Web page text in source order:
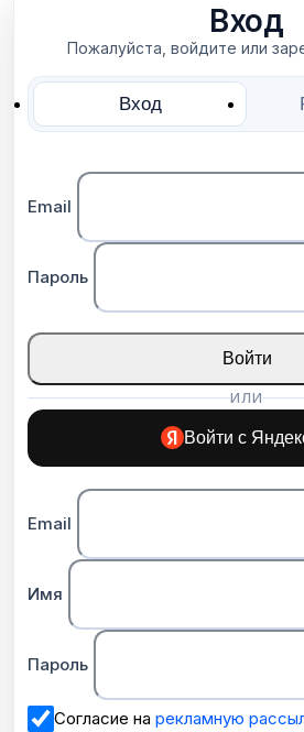
Вход
Пожалуйста, войдите или
Вход
Email
Пароль
Войти
ИЛИ
Войти с
Email
Имя
Пароль
Согласие на рекламную